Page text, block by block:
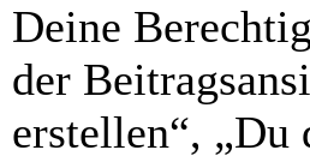
Deine
der
erstellen“,